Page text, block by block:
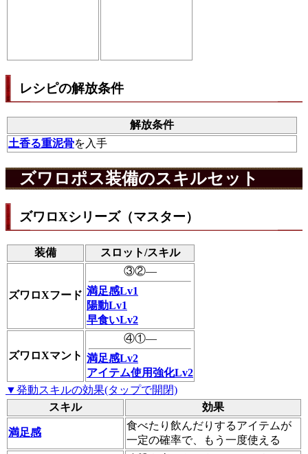
レシピの解放条件
解放条件
土香る重泥骨を入手
ズワロポス装備のスキルセット
ズワロXシリーズ（マスター）
装備 スロット/スキル
ズワロXフード
③②―
満足感Lv1
陽動Lv1
早食いLv2
ズワロXマント
④①―
満足感Lv2
アイテム使用強化Lv2
▼発動スキルの効果(タップで開閉)
スキル
効果
満足感
食べたり飲んだりするアイテムが
一定の確率で、もう一度使える